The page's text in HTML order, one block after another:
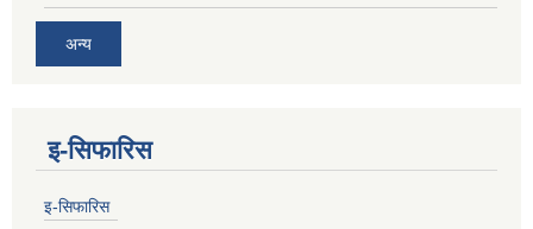
अन्य
इ-सिफारिस
इ-सिफारिस